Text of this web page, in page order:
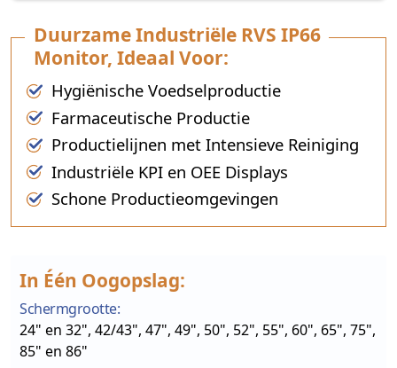
Duurzame Industriële RVS IP66
Monitor, Ideaal Voor:
Hygiënische Voedselproductie
Farmaceutische Productie
Productielijnen met Intensieve Reiniging
Industriële KPI en OEE Displays
Schone Productieomgevingen
In Één Oogopslag:
Schermgrootte:
24" en 32", 42/43", 47", 49", 50", 52", 55", 60", 65", 75",
85" en 86"